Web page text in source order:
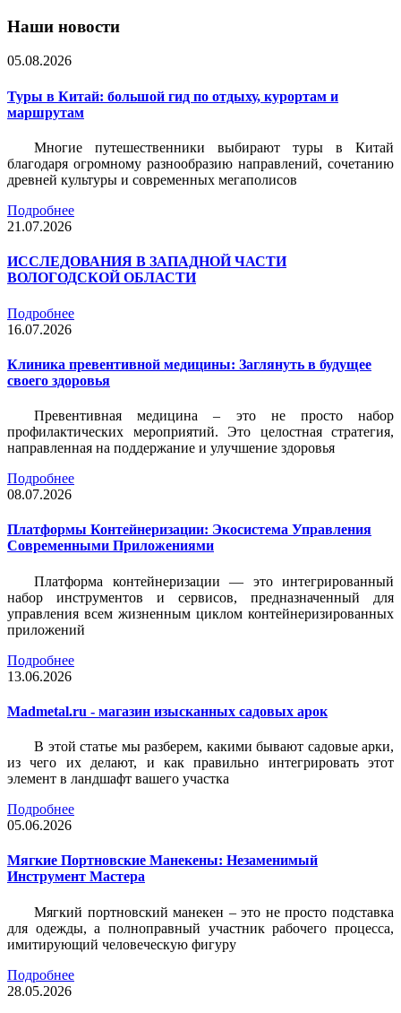
Наши новости
05.08.2026
Туры в Китай: большой гид по отдыху, курортам и
маршрутам
Многие путешественники выбирают туры в Китай
благодаря огромному разнообразию направлений, сочетанию
древней культуры и современных мегаполисов
Подробнее
21.07.2026
ИССЛЕДОВАНИЯ В ЗАПАДНОЙ ЧАСТИ
ВОЛОГОДСКОЙ ОБЛАСТИ
Подробнее
16.07.2026
Клиника превентивной медицины: Заглянуть в будущее
своего здоровья
Превентивная медицина – это не просто набор
профилактических мероприятий. Это целостная стратегия,
направленная на поддержание и улучшение здоровья
Подробнее
08.07.2026
Платформы Контейнеризации: Экосистема Управления
Современными Приложениями
Платформа контейнеризации — это интегрированный
набор инструментов и сервисов, предназначенный для
управления всем жизненным циклом контейнеризированных
приложений
Подробнее
13.06.2026
Madmetal.ru - магазин изысканных садовых арок
В этой статье мы разберем, какими бывают садовые арки,
из чего их делают, и как правильно интегрировать этот
элемент в ландшафт вашего участка
Подробнее
05.06.2026
Мягкие Портновские Манекены: Незаменимый
Инструмент Мастера
Мягкий портновский манекен – это не просто подставка
для одежды, а полноправный участник рабочего процесса,
имитирующий человеческую фигуру
Подробнее
28.05.2026